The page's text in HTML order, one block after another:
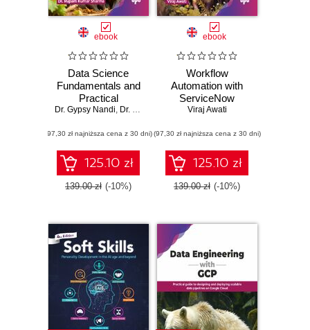
ebook
Data Science
Fundamentals and
Practical
Approaches - 2nd
Dr. Gypsy Nandi, Dr. Rupam Kumar Sharma
(97,30 zł najniższa cena z 30 dni)
125.10 zł
139.00 zł (-10%)
ebook
Workflow
Automation with
ServiceNow
Viraj Awati
(97,30 zł najniższa cena z 30 dni)
125.10 zł
139.00 zł (-10%)